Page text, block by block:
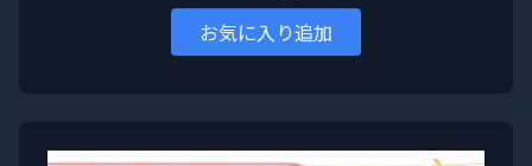
お気に入り追加